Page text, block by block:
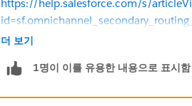
https://help.salesforce.com/s/
더 보기
1명이 이를 유용한 내용으로 표시함